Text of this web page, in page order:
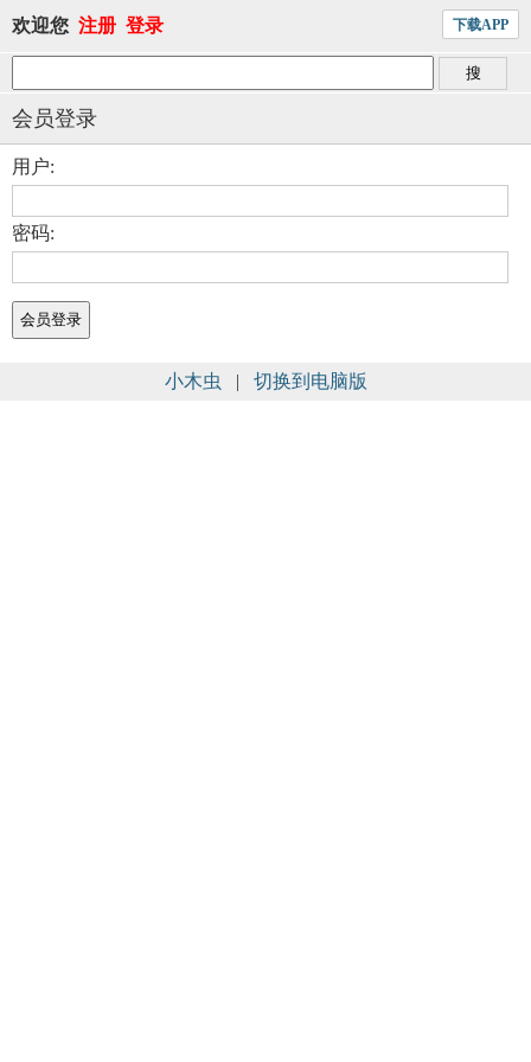
欢迎您 注册 登录 下载APP
会员登录
用户:
密码:
小木虫 | 切换到电脑版